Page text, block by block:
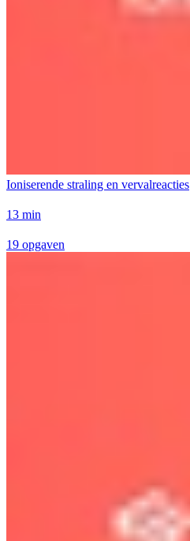
Ioniserende straling en vervalreacties
13 min
19 opgaven